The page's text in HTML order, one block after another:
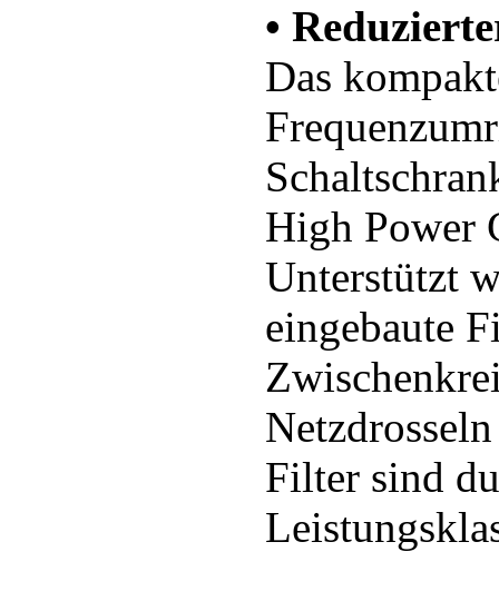
•
Das
High Power
Unterstützt
eingebaute
Filter sind